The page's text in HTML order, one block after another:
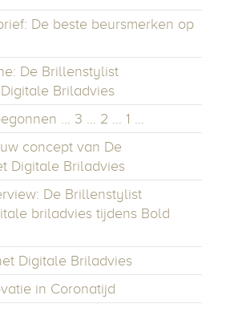
De beste beursmerken op
De Brillenstylist
Briladvies
… 3 … 2 … 1 …
concept van De
Digitale Briladvies
De Brillenstylist
briladvies tijdens Bold
Digitale Briladvies
in Coronatijd